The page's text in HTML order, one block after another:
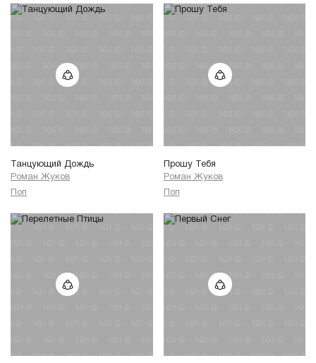
Танцующий Дождь
Роман Жуков
Поп
Прошу Тебя
Роман Жуков
Поп